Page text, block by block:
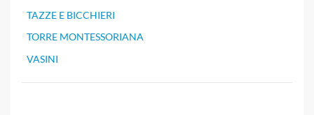
TAZZE E BICCHIERI
TORRE MONTESSORIANA
VASINI